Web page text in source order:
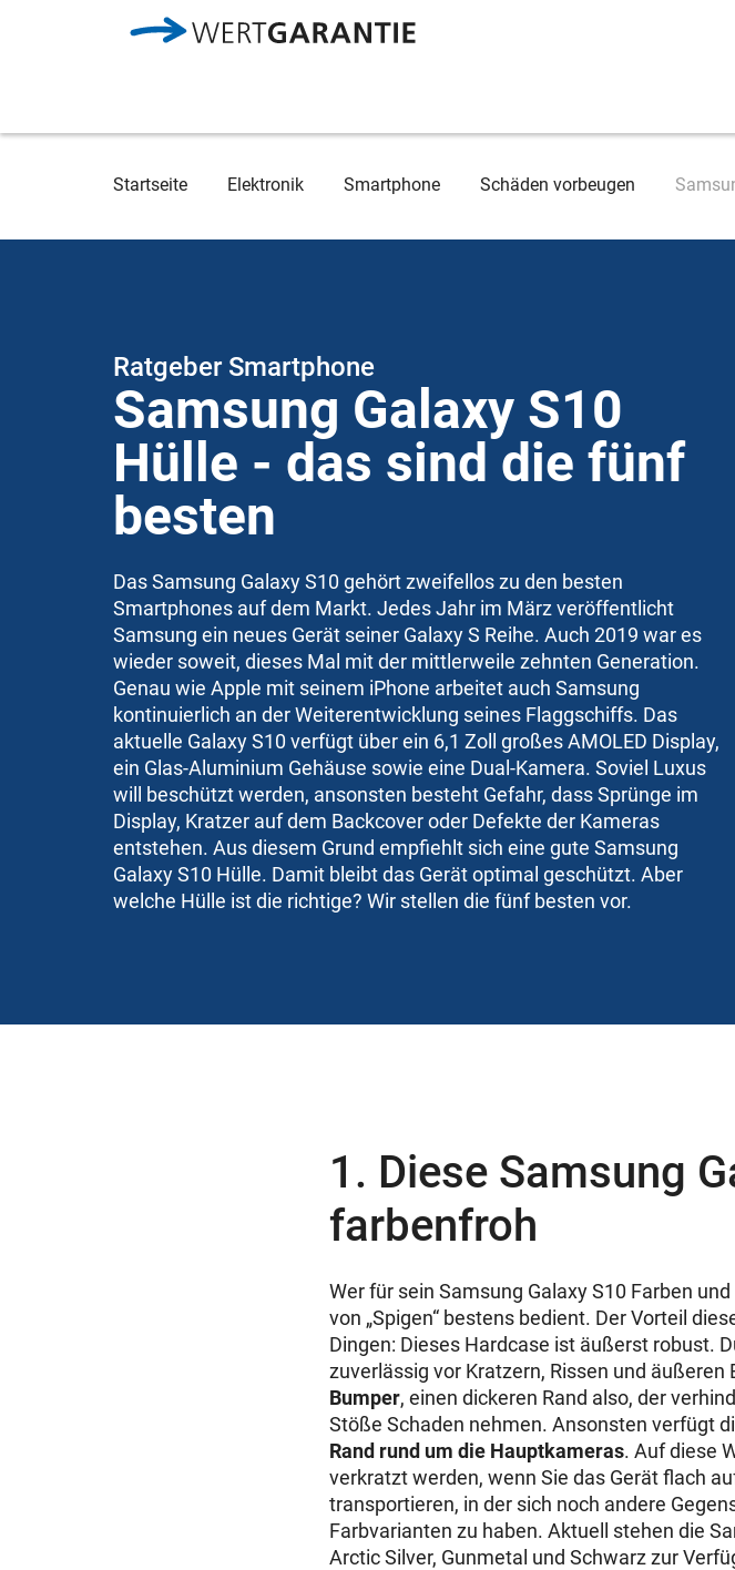
Breadcrumb
Startseite Elektronik Smartphone Schäden vorbeugen
Ratgeber Smartphone
Samsung Galaxy S10
Hülle - das sind die fünf
besten
Das Samsung Galaxy S10 gehört zweifellos zu den besten
Smartphones auf dem Markt. Jedes Jahr im März veröffentlicht
Samsung ein neues Gerät seiner Galaxy S Reihe. Auch 2019 war es
wieder soweit, dieses Mal mit der mittlerweile zehnten Generation.
Genau wie Apple mit seinem iPhone arbeitet auch Samsung
kontinuierlich an der Weiterentwicklung seines Flaggschiffs. Das
aktuelle Galaxy S10 verfügt über ein 6,1 Zoll großes AMOLED Display,
ein Glas-Aluminium Gehäuse sowie eine Dual-Kamera. Soviel Luxus
will beschützt werden, ansonsten besteht Gefahr, dass Sprünge im
Display, Kratzer auf dem Backcover oder Defekte der Kameras
entstehen. Aus diesem Grund empfiehlt sich eine gute Samsung
Galaxy S10 Hülle. Damit bleibt das Gerät optimal geschützt. Aber
welche Hülle ist die richtige? Wir stellen die fünf besten vor.
1. Diese Samsung
farbenfroh
Wer für sein Samsung Galaxy S10 Farben
von „Spigen“ bestens bedient. Der Vorteil
Dingen: Dieses Hardcase ist äußerst robust.
zuverlässig vor Kratzern, Rissen und
Bumper, einen dickeren Rand also, der
Stöße Schaden nehmen. Ansonsten verfügt
Rand rund um die Hauptkameras. Auf diese
verkratzt werden, wenn Sie das Gerät flach
transportieren, in der sich noch andere
Farbvarianten zu haben. Aktuell stehen die
Arctic Silver, Gunmetal und Schwarz zur